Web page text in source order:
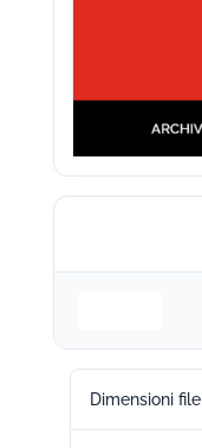
Dimensioni file